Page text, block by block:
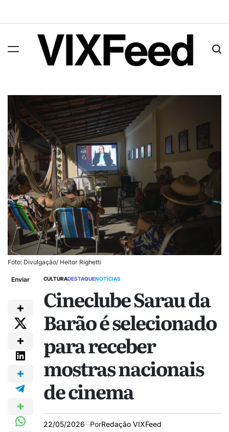
Foto: Divulgação/ Heitor Righetti
Enviar CULTURADESTAQUENOTÍCIAS
Cineclube Sarau da
Barão é selecionado
para receber
mostras nacionais
de cinema
22/05/2026 PorRedação VIXFeed